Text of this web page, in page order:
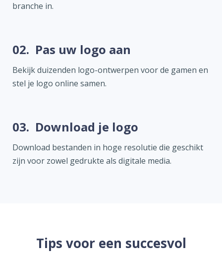
branche in.
02. Pas uw logo aan
Bekijk duizenden logo-ontwerpen voor de gamen en
stel je logo online samen.
03. Download je logo
Download bestanden in hoge resolutie die geschikt
zijn voor zowel gedrukte als digitale media.
Tips voor een succesvol